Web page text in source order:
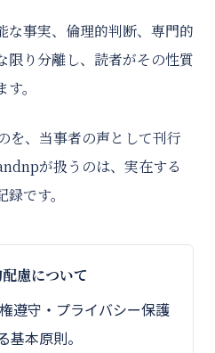
な事実、倫理的判断、専門的
限り分離し、読者がその性質
。
を、当事者の声として刊行
が扱うのは、実在する
です。
慮について
遵守・プライバシー保護
本原則。